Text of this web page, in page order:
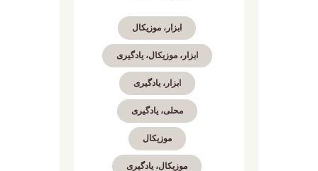
ابزار، موزیکال
ابزار، موزیکال، یادگیری
ابزار، یادگیری
محلی، یادگیری
موزیکال
موزیکال، یادگیری